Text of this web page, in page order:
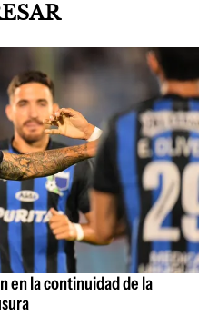
en la continuidad de la